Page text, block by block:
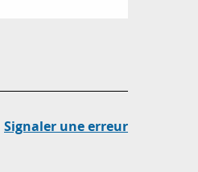
Signaler une erreur